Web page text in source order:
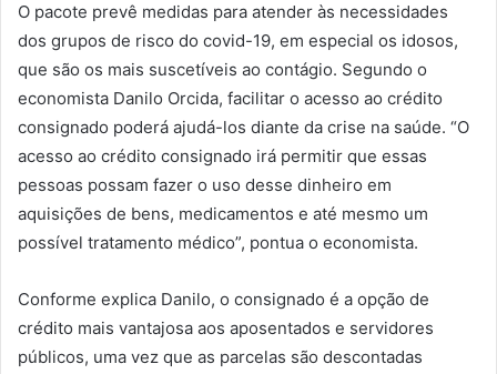
O pacote prevê medidas para atender às necessidades
dos grupos de risco do covid-19, em especial os idosos,
que são os mais suscetíveis ao contágio. Segundo o
economista Danilo Orcida, facilitar o acesso ao crédito
consignado poderá ajudá-los diante da crise na saúde. “O
acesso ao crédito consignado irá permitir que essas
pessoas possam fazer o uso desse dinheiro em
aquisições de bens, medicamentos e até mesmo um
possível tratamento médico”, pontua o economista.
Conforme explica Danilo, o consignado é a opção de
crédito mais vantajosa aos aposentados e servidores
públicos, uma vez que as parcelas são descontadas